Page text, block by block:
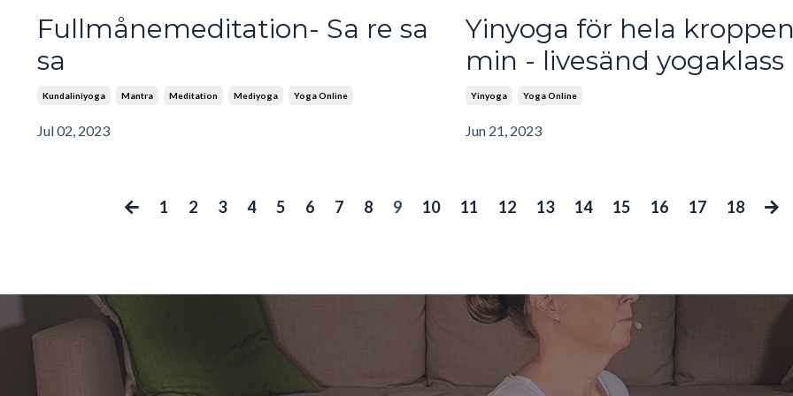
Fullmånemeditation- Sa re sa
sa
Kundaliniyoga Mantra Meditation Mediyoga Yoga Online
Jul 02, 2023
Yinyoga för hela
min - livesänd yogaklass
Yinyoga Yoga Online
Jun 21, 2023
1 2 3 4 5 6 7 8 9 10 11 12 13 14 15 16 17 18